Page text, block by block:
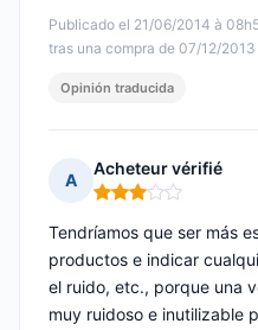
Publicado el 21/06/2014 à
tras una compra de 07/12/2013
Opinión traducida
A
Acheteur vérifié
Nota: 3 de 5
Tendríamos que ser más
productos e indicar
el ruido, etc., porque una
muy ruidoso e inutilizable